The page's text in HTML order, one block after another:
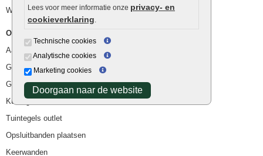
Lees voor meer informatie onze privacy- en
cookieverklaring
Technische cookies
Analytische cookies
Marketing cookies
Doorgaan naar de website
Waterafvoer
Overig
Aanbiedingen
Goedkope bestrating
Goedkope tuintegels
Kunstgras
Tuintegels outlet
Opsluitbanden plaatsen
Keerwanden